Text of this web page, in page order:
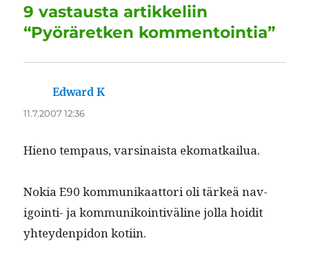
o
k
n p m
9 vastausta artikkeliin
“Pyöräretken kommentointia”
Edward K
11.7.2007 12:36
Hieno tem­paus, varsi­naista ekomatkailua.
Nokia E90 kom­mu­nikaat­tori oli tärkeä nav­
igoin­ti- ja kom­mu­nikoin­tivä­line jol­la hoid­it
yhtey­den­pidon kotiin.